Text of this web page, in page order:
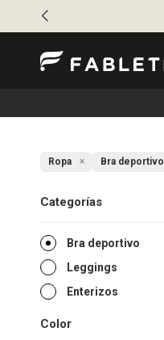
Ropa Bra deportivo
Categorías
Bra deportivo
Leggings
Enterizos
Color